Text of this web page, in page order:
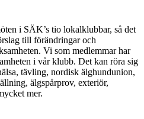
i SÄK’s tio lokalklubbar, så det
till förändringar och
Vi som medlemmar har
i vår klubb. Det kan röra sig
tävling, nordisk älghundunion,
älgspårprov, exteriör,
mer.